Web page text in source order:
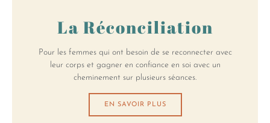
La Réconciliation
Pour les femmes qui ont besoin de se reconnecter avec
leur corps et gagner en confiance en soi avec un
cheminement sur plusieurs séances.
EN SAVOIR PLUS